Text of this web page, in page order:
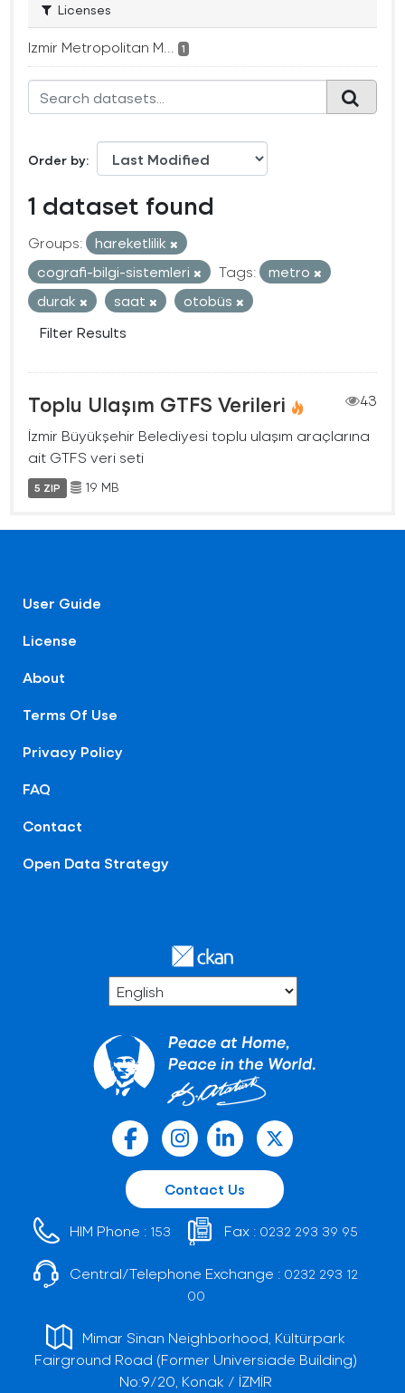
Licenses
Izmir Metropolitan M... 1
Order by
1 dataset found
Groups:
hareketlilik
cografi-bilgi-sistemleri
Tags:
metro
durak
saat
otobüs
Filter Results
Toplu Ulaşım GTFS Verileri
43
İzmir Büyükşehir Belediyesi toplu ulaşım araçlarına
ait GTFS veri seti
5 ZIP 19 MB
User Guide
License
About
Terms Of Use
Privacy Policy
FAQ
Contact
Open Data Strategy
Contact Us
HIM Phone : 153 Fax : 0232 293 39 95
Central/Telephone Exchange : 0232 293 12
00
Mimar Sinan Neighborhood, Kültürpark
Fairground Road (Former Universiade Building)
No:9/20, Konak / İZMİR